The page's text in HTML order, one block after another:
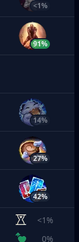
<1%
91%
14%
27%
42%
<1%
0%